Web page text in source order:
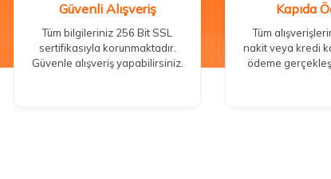
Güvenli Alışveriş
Tüm bilgileriniz 256 Bit SSL
sertifikasıyla korunmaktadır.
Güvenle alışveriş yapabilirsiniz.
Kapıda
Tüm
nakit veya kredi
ödeme